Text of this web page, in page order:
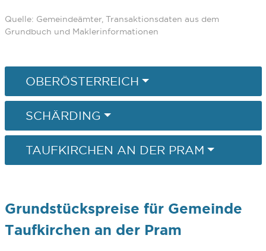
Quelle: Gemeindeämter, Transaktionsdaten aus dem
Grundbuch und Maklerinformationen
OBERÖSTERREICH
SCHÄRDING
TAUFKIRCHEN AN DER PRAM
Grundstückspreise für Gemeinde
Taufkirchen an der Pram